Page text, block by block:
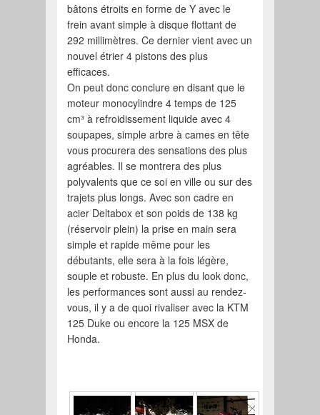
bâtons étroits en forme de Y avec le
frein avant simple à disque flottant de
292 millimètres. Ce dernier vient avec un
nouvel étrier 4 pistons des plus
efficaces.
On peut donc conclure en disant que le
moteur monocylindre 4 temps de 125
cm³ à refroidissement liquide avec 4
soupapes, simple arbre à cames en tête
vous procurera des sensations des plus
agréables. Il se montrera des plus
polyvalents que ce soi en ville ou sur des
trajets plus longs. Avec son cadre en
acier Deltabox et son poids de 138 kg
(réservoir plein) la prise en main sera
simple et rapide même pour les
débutants, elle sera à la fois légère,
souple et robuste. En plus du look donc,
les performances sont aussi au rendez-
vous, il y a de quoi rivaliser avec la KTM
125 Duke ou encore la 125 MSX de
Honda.